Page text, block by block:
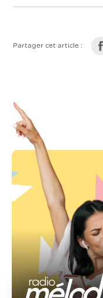
Partager cet article :